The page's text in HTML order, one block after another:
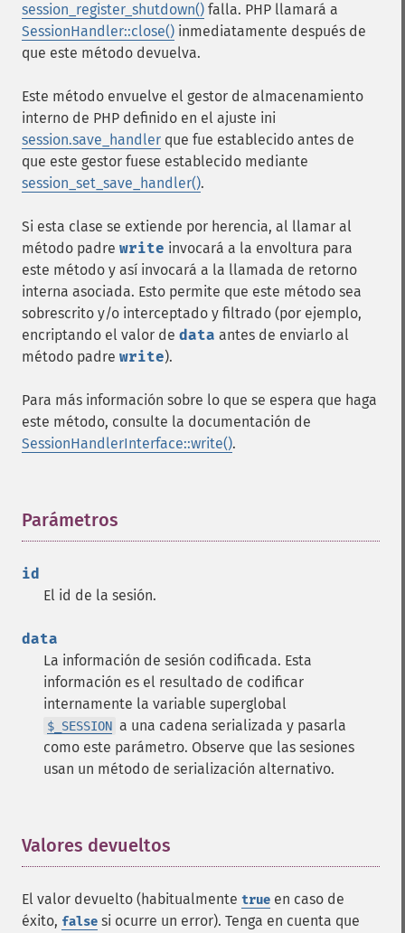
session_register_shutdown() falla. PHP llamará a
SessionHandler::close() inmediatamente después de
que este método devuelva.
Este método envuelve el gestor de almacenamiento
interno de PHP definido en el ajuste ini
session.save_handler que fue establecido antes de
que este gestor fuese establecido mediante
session_set_save_handler().
Si esta clase se extiende por herencia, al llamar al
método padre write invocará a la envoltura para
este método y así invocará a la llamada de retorno
interna asociada. Esto permite que este método sea
sobrescrito y/o interceptado y filtrado (por ejemplo,
encriptando el valor de data antes de enviarlo al
método padre write).
Para más información sobre lo que se espera que haga
este método, consulte la documentación de
SessionHandlerInterface::write().
Parámetros
id
El id de la sesión.
data
La información de sesión codificada. Esta
información es el resultado de codificar
internamente la variable superglobal
$_SESSION a una cadena serializada y pasarla
como este parámetro. Observe que las sesiones
usan un método de serialización alternativo.
Valores devueltos
El valor devuelto (habitualmente true en caso de
éxito, false si ocurre un error). Tenga en cuenta que